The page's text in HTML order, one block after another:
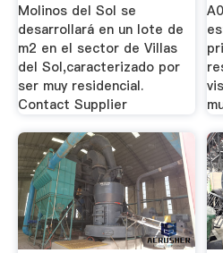
Molinos del Sol se
desarrollará en un lote de
m2 en el sector de Villas
del Sol,caracterizado por
ser muy residencial.
Contact Supplier